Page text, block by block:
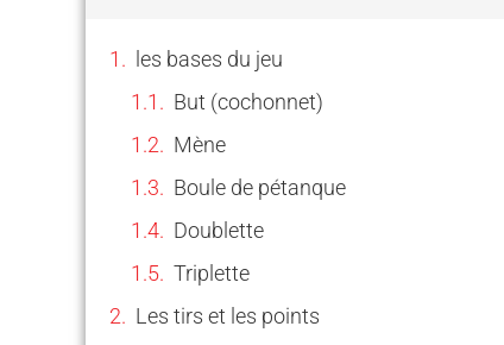
les bases du jeu
But (cochonnet)
Mène
Boule de pétanque
Doublette
Triplette
Les tirs et les points